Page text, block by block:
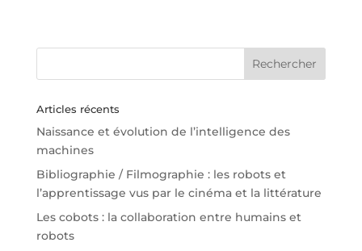
Articles récents
Naissance et évolution de l’intelligence des
machines
Bibliographie / Filmographie : les robots et
l’apprentissage vus par le cinéma et la littérature
Les cobots : la collaboration entre humains et
robots